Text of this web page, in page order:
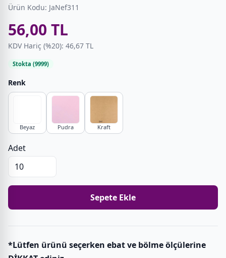
Ürün Kodu: JaNef311
56,00 TL
KDV Hariç (%20): 46,67 TL
Stokta (9999)
Renk
Beyaz Pudra Kraft
Adet
Sepete Ekle
*Lütfen ürünü seçerken ebat ve bölme ölçülerine